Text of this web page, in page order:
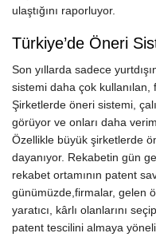
ulaştığını raporluyor.
Türkiye’de Öneri
Son yıllarda sadece
sistemi daha çok kullanılan,
Şirketlerde öneri sistemi,
görüyor ve onları daha
Özellikle büyük şirketlerde
dayanıyor. Rekabetin gün
rekabet ortamının patent
günümüzde,firmalar, gelen
yaratıcı, kârlı olanlarını
patent tescilini almaya